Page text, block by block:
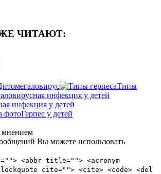
ЧИТАЮТ:
Типы
инфекция у детей
Герпес у детей
мнением
Вы можете использовать
<abbr title=""> <acronym
cite=""> <cite> <code> <del